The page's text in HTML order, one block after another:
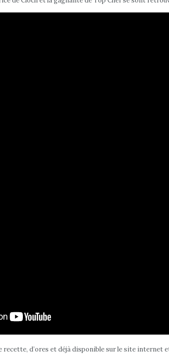
recette, d’ores et déjà disponible sur le site